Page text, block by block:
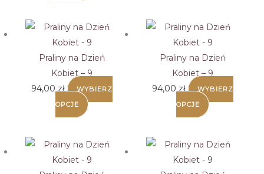
Praliny na Dzień
Kobiet – 9
94,00 zł
WYBIERZ
OPCJE
Praliny na Dzień
Kobiet – 9
94,00 zł
WYBIERZ
OPCJE